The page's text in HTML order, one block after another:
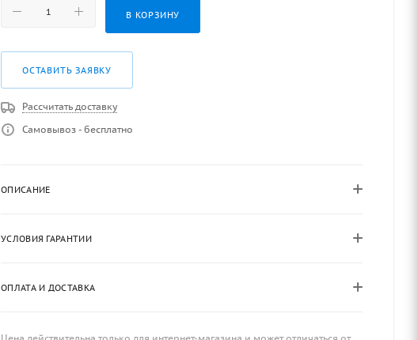
В КОРЗИНУ
ОСТАВИТЬ ЗАЯВКУ
Рассчитать доставку
Самовывоз - бесплатно
ОПИСАНИЕ
УСЛОВИЯ ГАРАНТИИ
ОПЛАТА И ДОСТАВКА